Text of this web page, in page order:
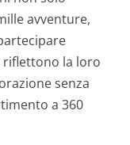
avventure,
riflettono la loro
senza
a 360